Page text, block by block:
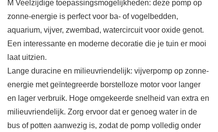
M Veelzijdige toepassingsmogelijkheden: deze pomp op
zonne-energie is perfect voor ba- of vogelbedden,
aquarium, vijver, zwembad, watercircuit voor oxide genot.
Een interessante en moderne decoratie die je tuin er mooi
laat uitzien.
Lange duracine en milieuvriendelijk: vijverpomp op zonne-
energie met geïntegreerde borstelloze motor voor langer
en lager verbruik. Hoge omgekeerde snelheid van extra en
milieuvriendelijk. Zorg ervoor dat er genoeg water in de
bus of potten aanwezig is, zodat de pomp volledig onder